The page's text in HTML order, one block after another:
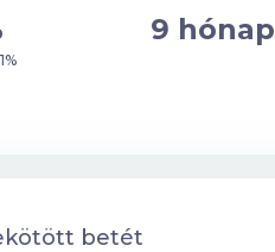
9 hónap
betét